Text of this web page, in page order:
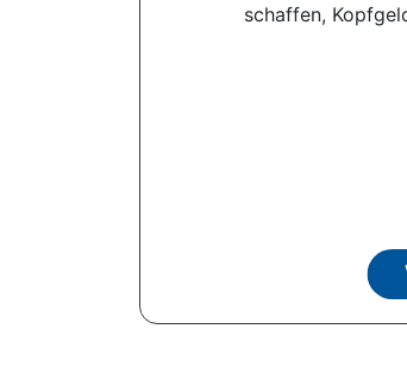
schaffen,